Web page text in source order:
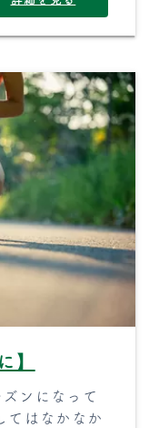
】
ンになって
てはなかなか